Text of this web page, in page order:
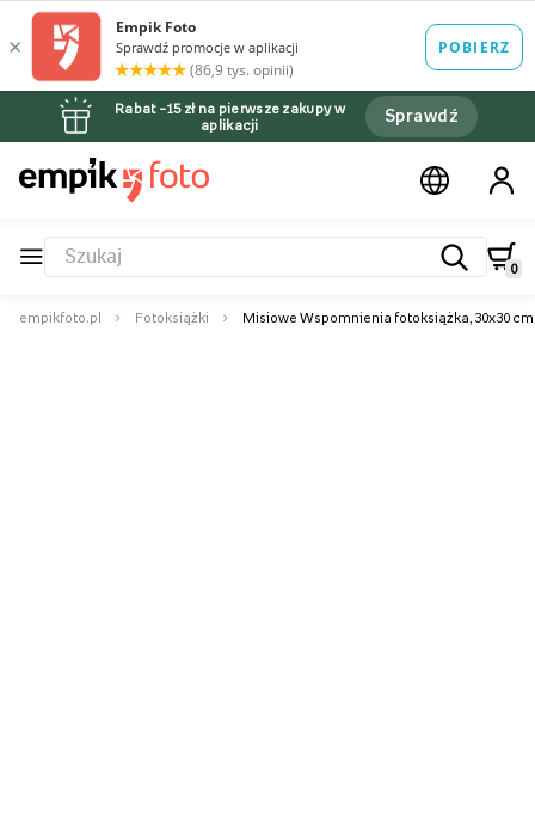
Rabat –15 zł na pierwsze zakupy w
aplikacji
Sprawdź
0
empikfoto.pl Fotoksiążki Misiowe Wspomnienia fotoksiążka, 30x30 cm